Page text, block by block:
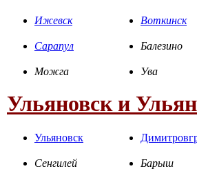
Ижевск Воткинск
Сарапул Балезино
Можга Ува
Ульяновск и
Ульяновск
Сенгилей Барыш